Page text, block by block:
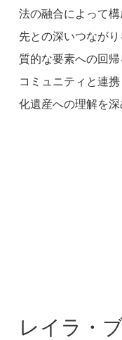
法の融合によって
先との深いつなが
質的な要素への回
コミュニティと連
化遺産への理解を深
レイラ・